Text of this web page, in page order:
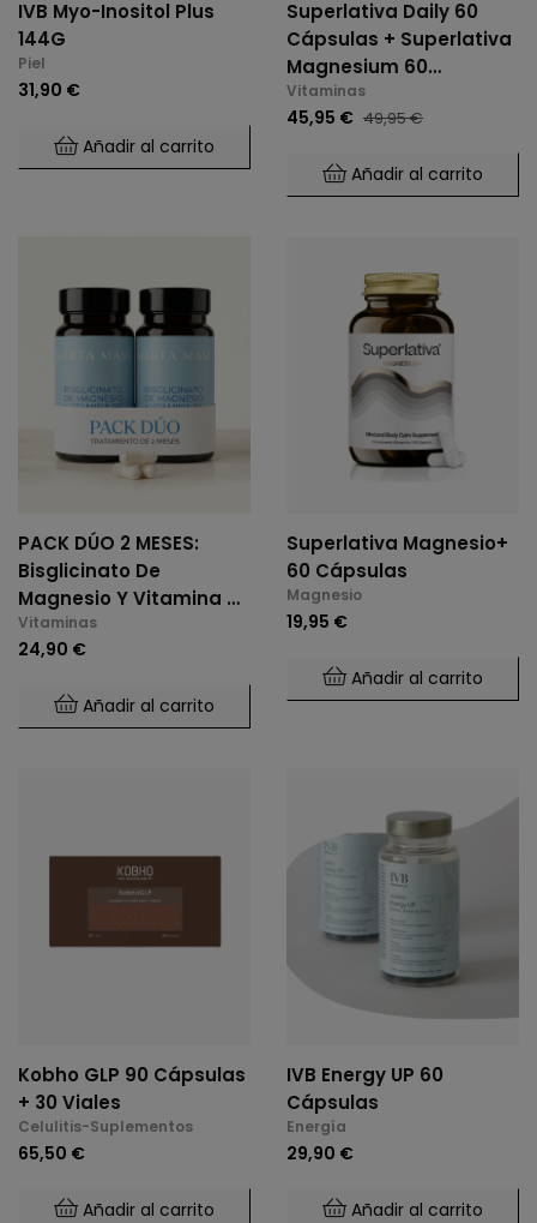
IVB Myo-Inositol Plus
144G
Piel
31,90 €
Añadir al carrito
Superlativa Daily 60
Cápsulas + Superlativa
Magnesium 60
Cápsulas
Vitaminas
45,95 € 49,95 €
Añadir al carrito
PACK DÚO 2 MESES:
Bisglicinato De
Magnesio Y Vitamina B6
(2 X 60 Cáps.)
Vitaminas
24,90 €
Añadir al carrito
Superlativa Magnesio+
60 Cápsulas
Magnesio
19,95 €
Añadir al carrito
Kobho GLP 90 Cápsulas
+ 30 Viales
Celulitis-Suplementos
65,50 €
Añadir al carrito
IVB Energy UP 60
Cápsulas
Energía
29,90 €
Añadir al carrito